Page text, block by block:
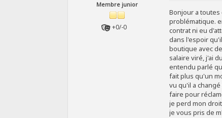
Membre junior
+0/-0
Bonjour a
problématique.
contrat ni eu
dans l'espoir
boutique avec
salaire viré, j'ai
entendu parlé
fait plus qu'un
vu qu'il a
faire pour
je perd mon
je vous pris de